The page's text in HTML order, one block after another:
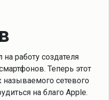
работу создателя
Теперь этот
называемого сетевого
на благо Apple.